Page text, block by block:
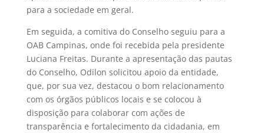
para a sociedade em geral.
Em seguida, a comitiva do Conselho seguiu para a
OAB Campinas, onde foi recebida pela presidente
Luciana Freitas. Durante a apresentação das pautas
do Conselho, Odilon solicitou apoio da entidade,
que, por sua vez, destacou o bom relacionamento
com os órgãos públicos locais e se colocou à
disposição para colaborar com ações de
transparência e fortalecimento da cidadania, em